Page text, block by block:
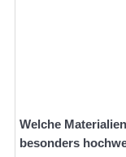
Welche
besonders